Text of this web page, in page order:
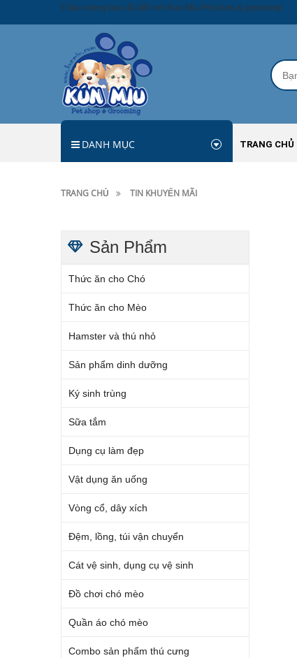
Chào mừng bạn đã đến với Kún Miu Pet shop & grooming!
DANH MỤC TRANG CHỦ
TRANG CHỦ TIN KHUYẾN MÃI
Sản Phẩm
Thức ăn cho Chó
Thức ăn cho Mèo
Hamster và thú nhỏ
Sản phẩm dinh dưỡng
Ký sinh trùng
Sữa tắm
Dụng cụ làm đẹp
Vật dụng ăn uống
Vòng cổ, dây xích
Đệm, lồng, túi vận chuyển
Cát vệ sinh, dụng cụ vệ sinh
Đồ chơi chó mèo
Quần áo chó mèo
Combo sản phẩm thú cưng